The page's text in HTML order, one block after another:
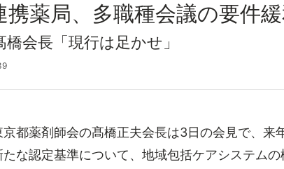
携薬局、多職種会議の要件
橋会長「現行は足かせ」
都薬剤師会の髙橋正夫会長は3日の会見で、来
たな認定基準について、地域包括ケアシステム